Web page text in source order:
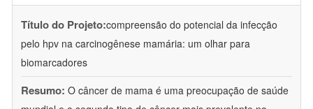
Título do Projeto:compreensão do potencial da infecção
pelo hpv na carcinogênese mamária: um olhar para
biomarcadores
Resumo: O câncer de mama é uma preocupação de saúde